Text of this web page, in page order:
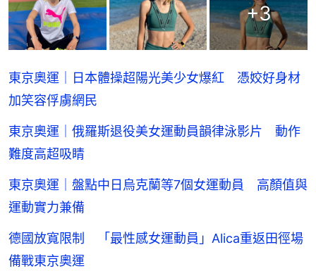
+3
東京奧運｜日本體操超陽光美少女爆紅 憑姣好身材
加笑容俘虜網民
東京奧運｜俄羅斯退役美女運動員韻律泳影片 動作
難度高超吸睛
東京奧運｜盤點中日烏克蘭等7個女運動員 高顏值與
運動實力兼備
德國放寬限制 「最性感女運動員」Alica重返田徑場
備戰東京奧運